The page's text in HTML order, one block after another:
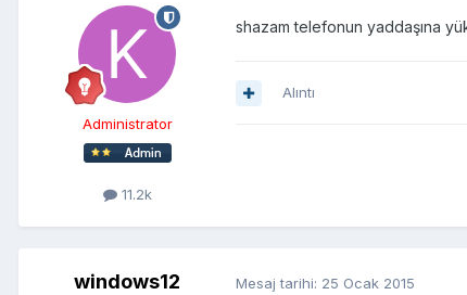
Administrator
11.2k
shazam telefonun yaddaşına
Alıntı
windows12 Mesaj tarihi: 25 Ocak 2015